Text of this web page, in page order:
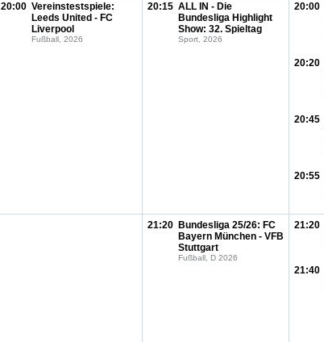
20:00 Vereinstestspiele:
Leeds United - FC
Liverpool
Fußball, 2026
20:15 ALL IN - Die
Bundesliga Highlight
Show: 32. Spieltag
Sport, 2026
20:00
20:20
20:45
20:55
21:20 Bundesliga 25/26: FC
Bayern München - VFB
Stuttgart
Fußball, D 2026
21:20
21:40